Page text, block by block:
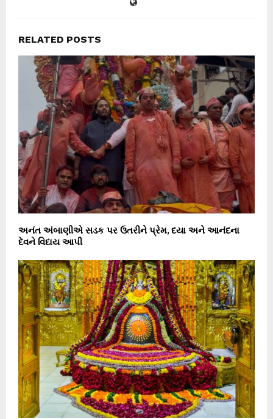
RELATED POSTS
અનંત અંબાણીએ સડક પર ઉતરીને પ્રેમ, દયા અને આનંદના
દેવને વિદાય આપી